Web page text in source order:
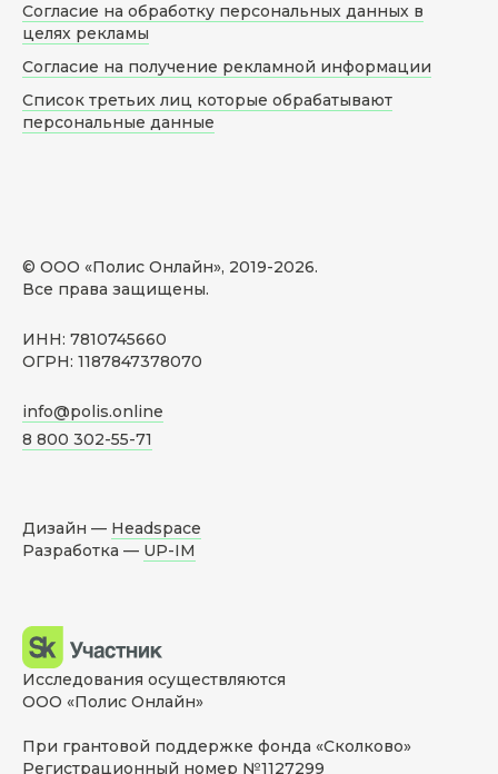
© ООО «Полис Онлайн», 2019-2026.
Все права защищены.
ИНН: 7810745660
ОГРН: 1187847378070
info@polis.online
8 800 302-55-71
Согласие на обработку персональных данных в
целях рекламы
Согласие на получение рекламной информации
Список третьих лиц которые обрабатывают
персональные данные
Дизайн — Headspace
Разработка — UP-IM
Исследования осуществляются
ООО «Полис Онлайн»
При грантовой поддержке фонда «Сколково»
Регистрационный номер №1127299